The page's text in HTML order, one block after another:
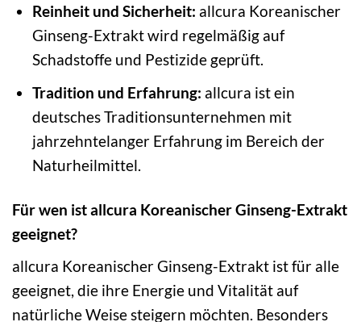
Reinheit und Sicherheit: allcura Koreanischer
Ginseng-Extrakt wird regelmäßig auf
Schadstoffe und Pestizide geprüft.
Tradition und Erfahrung: allcura ist ein
deutsches Traditionsunternehmen mit
jahrzehntelanger Erfahrung im Bereich der
Naturheilmittel.
Für wen ist allcura Koreanischer Ginseng-Extrakt
geeignet?
allcura Koreanischer Ginseng-Extrakt ist für alle
geeignet, die ihre Energie und Vitalität auf
natürliche Weise steigern möchten. Besonders